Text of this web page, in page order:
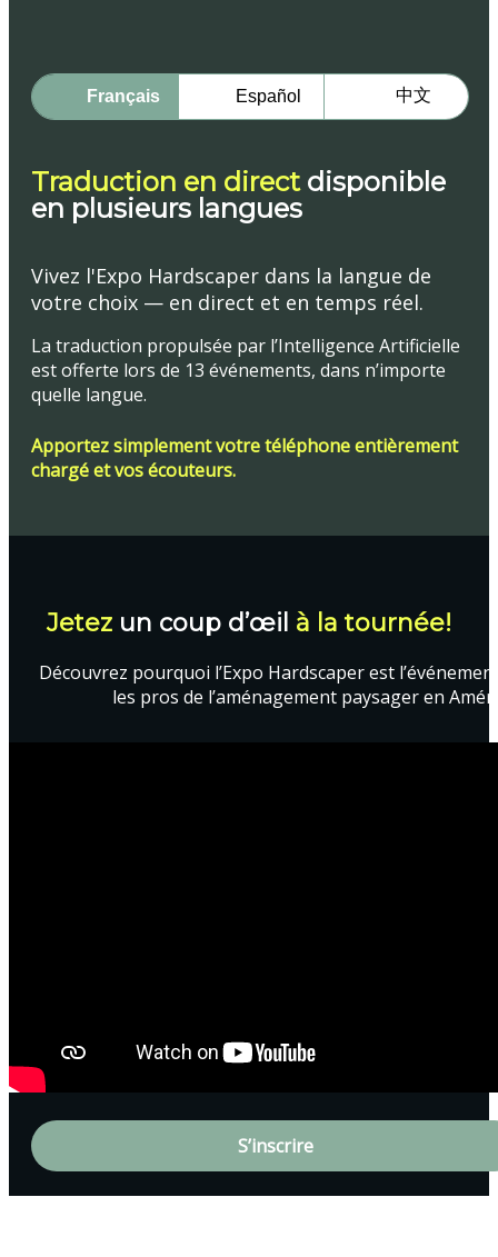
Français Español 中文
Traduction en directdisponible
en plusieurs langues
Vivez l'Expo Hardscaper dans la langue de
votre choix — en direct et en temps réel.
La traduction propulsée par l’Intelligence Artificielle
est offerte lors de 13 événements, dans n’importe
quelle langue.
Apportez simplement votre téléphone entièrement
chargé et vos écouteurs.
Jetez un coup d’œil à la tournée!
Découvrez pourquoi l’Expo Hardscaper est
les pros de l’aménagement paysager en
S’inscrire